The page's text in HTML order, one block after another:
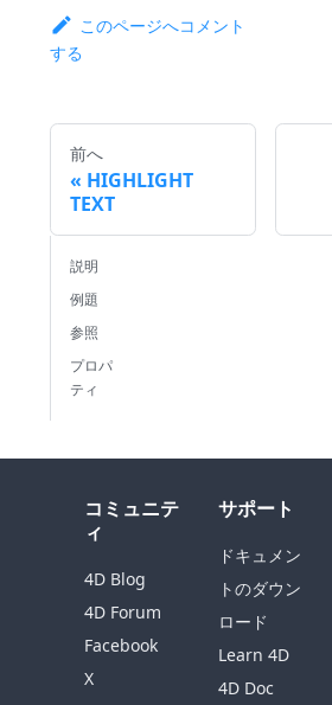
このページへコメント
する
前へ
HIGHLIGHT
TEXT
説明
例題
参照
プロパ
ティ
コミュニテ
ィ
4D Blog
4D Forum
Facebook
X
サポート
ドキュメン
トのダウン
ロード
Learn 4D
4D Doc